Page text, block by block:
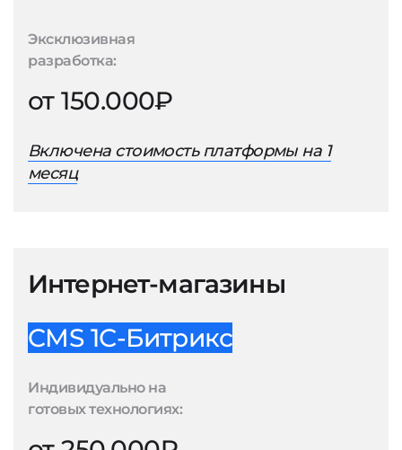
Эксклюзивная
разработка:
от 150.000₽
Включена стоимость платформы на 1
месяц
Интернет-магазины
CMS 1С-Битрикс
Индивидуально на
готовых технологиях: